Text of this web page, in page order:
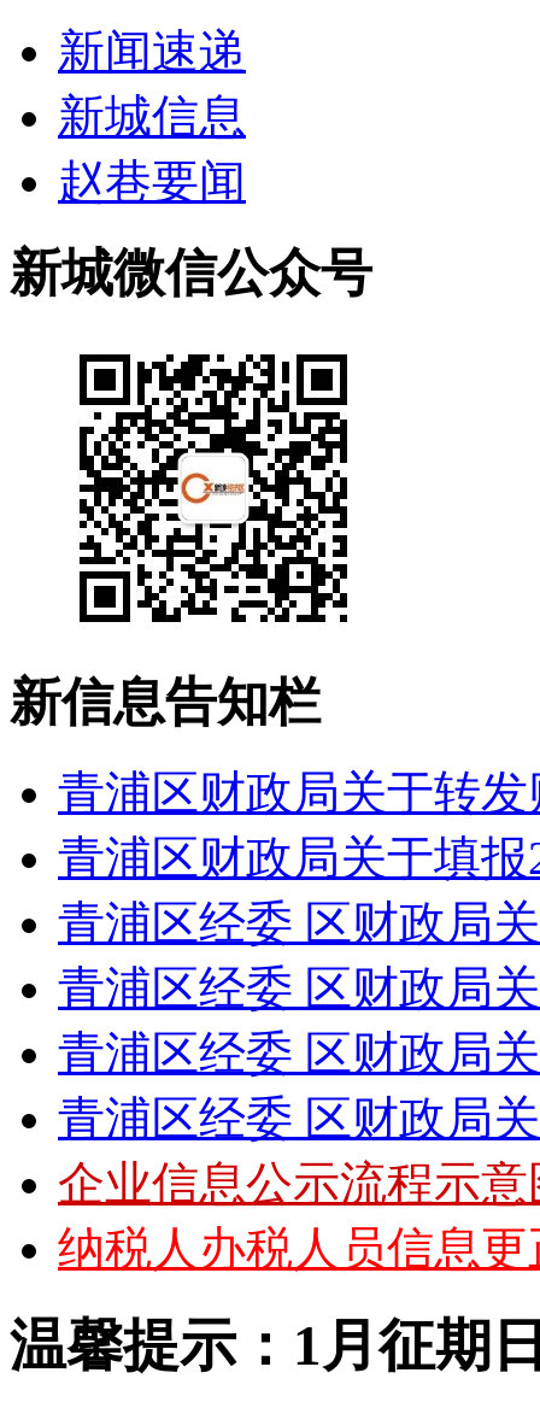
新闻速递
新城信息
赵巷要闻
新城微信公众号
新信息告知栏
青浦区财政局关于转
青浦区财政局关于填报
青浦区经委 区财政局
青浦区经委 区财政局
青浦区经委 区财政局
青浦区经委 区财政局
企业信息公示流程示意
纳税人办税人员信息
温馨提示：1月征期